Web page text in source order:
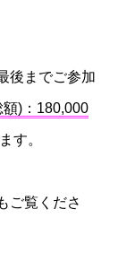
後までご参加
額)：180,000
す。
ご覧くださ